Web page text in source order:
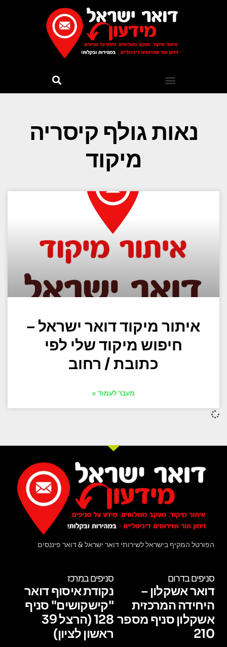
נאות גולף קיסריה
מיקוד
איתור מיקוד דואר ישראל –
חיפוש מיקוד שלי לפי
כתובת / רחוב
מעבר לעמוד »
הפורטל המקיף בישראל לשירותי דואר ישראל & דואר פיננסים
סניפים בדרום
דואר אשקלון –
היחידה המרכזית
אשקלון סניף מספר
210
סניפים במרכז
נקודת איסוף דואר
"קישקושים" סניף
128 (הרצל 39
ראשון לציון)